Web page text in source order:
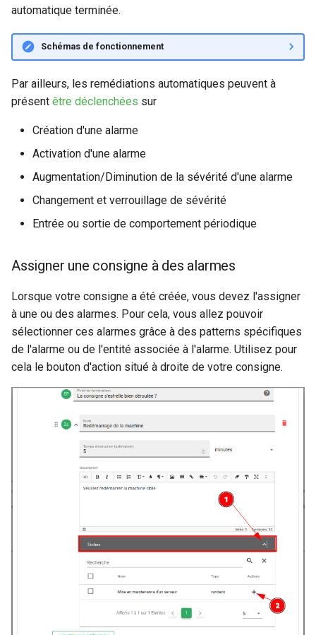
automatique terminée.
Schémas de fonctionnement
Par ailleurs, les remédiations automatiques peuvent à
présent être déclenchées sur
Création d'une alarme
Activation d'une alarme
Augmentation/Diminution de la sévérité d'une alarme
Changement et verrouillage de sévérité
Entrée ou sortie de comportement périodique
Assigner une consigne à des alarmes
Lorsque votre consigne a été créée, vous devez l'assigner
à une ou des alarmes. Pour cela, vous allez pouvoir
sélectionner ces alarmes grâce à des patterns spécifiques
de l'alarme ou de l'entité associée à l'alarme. Utilisez pour
cela le bouton d'action situé à droite de votre consigne.